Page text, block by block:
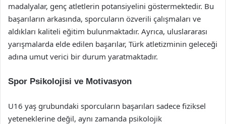
madalyalar, genç atletlerin potansiyelini göstermektedir. Bu
başarıların arkasında, sporcuların özverili çalışmaları ve
aldıkları kaliteli eğitim bulunmaktadır. Ayrıca, uluslararası
yarışmalarda elde edilen başarılar, Türk atletizminin geleceği
adına umut verici bir durum yaratmaktadır.
Spor Psikolojisi ve Motivasyon
U16 yaş grubundaki sporcuların başarıları sadece fiziksel
yeteneklerine değil, aynı zamanda psikolojik